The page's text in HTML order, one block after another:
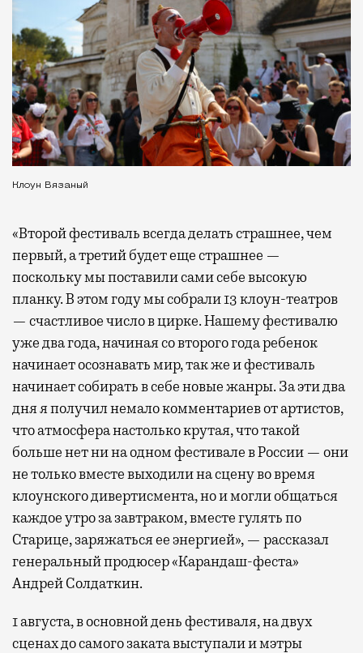
Клоун Вязаный
«Второй фестиваль всегда делать страшнее, чем
первый, а третий будет еще страшнее —
поскольку мы поставили сами себе высокую
планку. В этом году мы собрали 13 клоун-театров
— счастливое число в цирке. Нашему фестивалю
уже два года, начиная со второго года ребенок
начинает осознавать мир, так же и фестиваль
начинает собирать в себе новые жанры. За эти два
дня я получил немало комментариев от артистов,
что атмосфера настолько крутая, что такой
больше нет ни на одном фестивале в России — они
не только вместе выходили на сцену во время
клоунского дивертисмента, но и могли общаться
каждое утро за завтраком, вместе гулять по
Старице, заряжаться ее энергией», — рассказал
генеральный продюсер «Карандаш-феста»
Андрей Солдаткин.
1 августа, в основной день фестиваля, на двух
сценах до самого заката выступали и мэтры